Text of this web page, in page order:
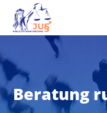
Beratung